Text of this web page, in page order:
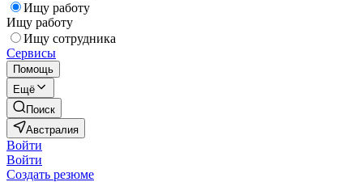
Ищу работу
Ищу работу
Ищу сотрудника
Сервисы
Помощь
Ещё
Поиск
Австралия
Войти
Войти
Создать резюме